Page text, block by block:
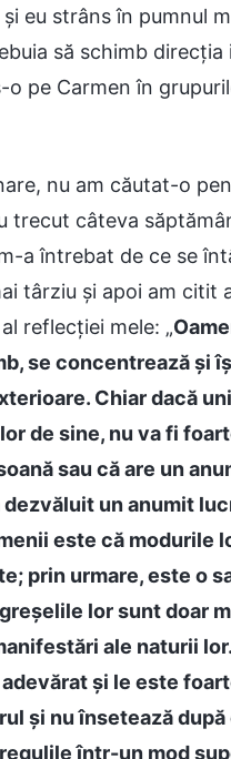
eu strâns în pumnul
să schimb
pe Carmen în
nu am căutat-o
trecut câteva
a întrebat de ce se
târziu și apoi am citit
reflecției mele: „
se concentrează și
Chiar dacă
de sine, nu va fi
sau că are un
un anumit
este că modurile
prin urmare, este o
lor sunt doar
ale naturii
și le este
și nu însetează
într-un mod